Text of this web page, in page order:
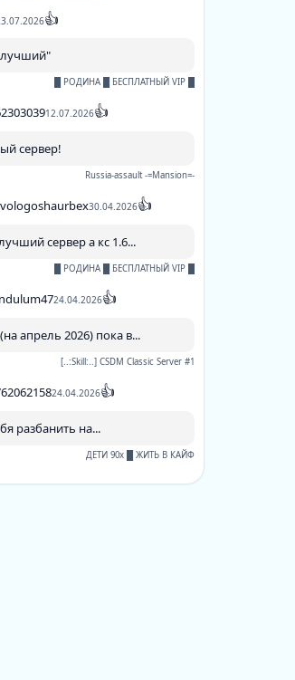
👍
█ РОДИНА █ БЕСПЛАТНЫЙ VIP █
12.07.2026👍
сервер!
Russia-assault -=Mansion=-
30.04.2026👍
сервер а кс 1.6...
█ РОДИНА █ БЕСПЛАТНЫЙ VIP █
24.04.2026👍
апрель 2026) пока в...
[..:Skill:..] CSDM Classic Server #1
24.04.2026👍
разбанить на...
ДЕТИ 90х █ ЖИТЬ В КАЙФ